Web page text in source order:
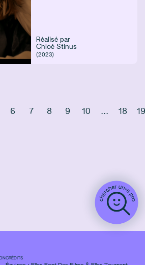
Réalisé par
Chloé Stinus
(2023)
6 7 8 9 10 ... 18 19
CRÉDITS